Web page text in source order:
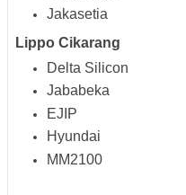
Jakasetia
Lippo Cikarang
Delta Silicon
Jababeka
EJIP
Hyundai
MM2100